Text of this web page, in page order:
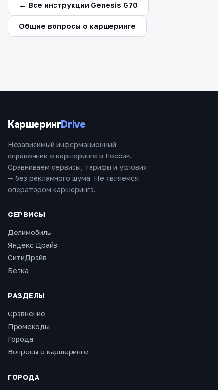
← Все инструкции Genesis G70
Общие вопросы о каршеринге
КаршерингDrive
Независимый информационный
справочник о каршеринге в России.
Сравниваем сервисы, тарифы и условия
— без рекламного шума. Не являемся
оператором каршеринга.
СЕРВИСЫ
Делимобиль
Яндекс Драйв
СитиДрайв
Белка
РАЗДЕЛЫ
Сравнение
Промокоды
Города
Вопросы о каршеринге
ГОРОДА